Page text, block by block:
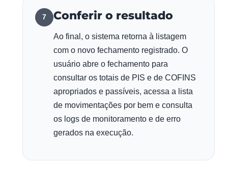
7 Conferir o resultado
Ao final, o sistema retorna à listagem
com o novo fechamento registrado. O
usuário abre o fechamento para
consultar os totais de PIS e de COFINS
apropriados e passíveis, acessa a lista
de movimentações por bem e consulta
os logs de monitoramento e de erro
gerados na execução.